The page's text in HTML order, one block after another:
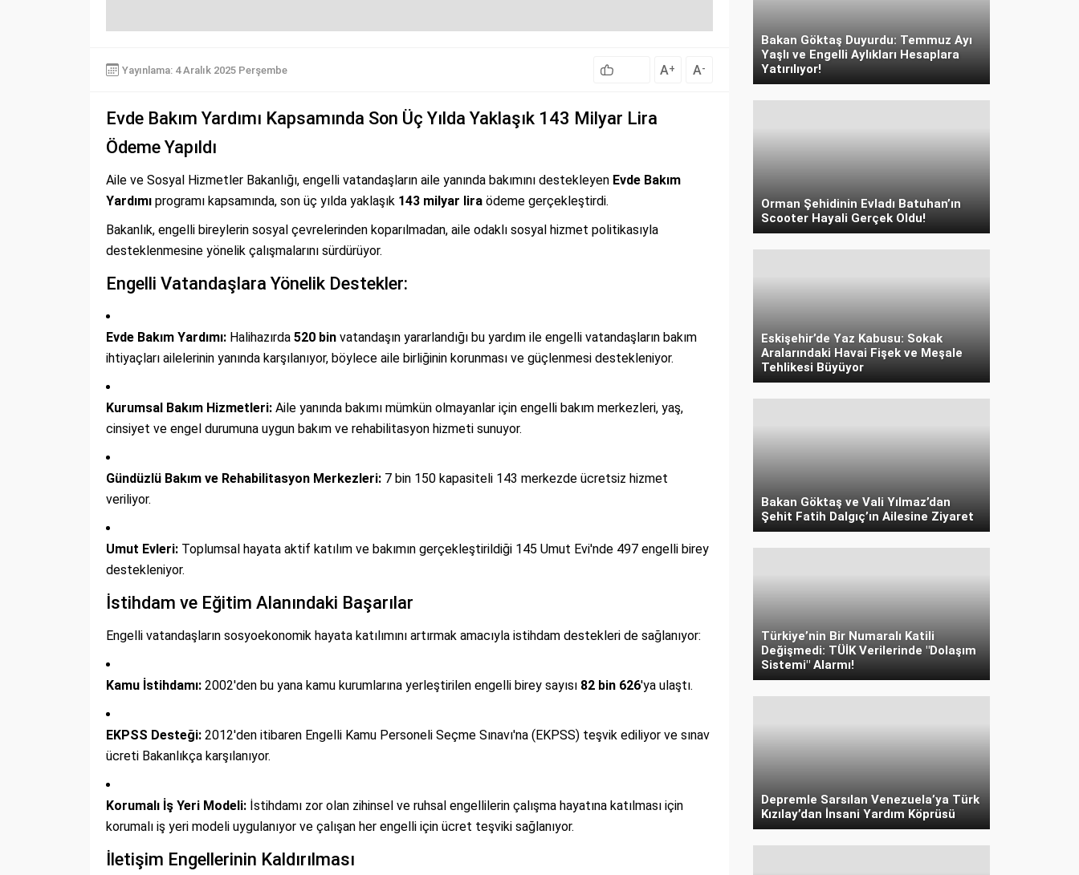
Yayınlama: 4 Aralık 2025 Perşembe A+ A-
Evde Bakım Yardımı Kapsamında Son Üç Yılda Yaklaşık 143 Milyar Lira
Ödeme Yapıldı
Aile ve Sosyal Hizmetler Bakanlığı, engelli vatandaşların aile yanında bakımını destekleyen Evde Bakım
Yardımı programı kapsamında, son üç yılda yaklaşık 143 milyar lira ödeme gerçekleştirdi.
Bakanlık, engelli bireylerin sosyal çevrelerinden koparılmadan, aile odaklı sosyal hizmet politikasıyla
desteklenmesine yönelik çalışmalarını sürdürüyor.
Engelli Vatandaşlara Yönelik Destekler:
Evde Bakım Yardımı: Halihazırda 520 bin vatandaşın yararlandığı bu yardım ile engelli vatandaşların bakım
ihtiyaçları ailelerinin yanında karşılanıyor, böylece aile birliğinin korunması ve güçlenmesi destekleniyor.
Kurumsal Bakım Hizmetleri: Aile yanında bakımı mümkün olmayanlar için engelli bakım merkezleri, yaş,
cinsiyet ve engel durumuna uygun bakım ve rehabilitasyon hizmeti sunuyor.
Gündüzlü Bakım ve Rehabilitasyon Merkezleri: 7 bin 150 kapasiteli 143 merkezde ücretsiz hizmet
veriliyor.
Umut Evleri: Toplumsal hayata aktif katılım ve bakımın gerçekleştirildiği 145 Umut Evi'nde 497 engelli birey
destekleniyor.
İstihdam ve Eğitim Alanındaki Başarılar
Engelli vatandaşların sosyoekonomik hayata katılımını artırmak amacıyla istihdam destekleri de sağlanıyor:
Kamu İstihdamı: 2002'den bu yana kamu kurumlarına yerleştirilen engelli birey sayısı 82 bin 626'ya ulaştı.
EKPSS Desteği: 2012'den itibaren Engelli Kamu Personeli Seçme Sınavı'na (EKPSS) teşvik ediliyor ve sınav
ücreti Bakanlıkça karşılanıyor.
Korumalı İş Yeri Modeli: İstihdamı zor olan zihinsel ve ruhsal engellilerin çalışma hayatına katılması için
korumalı iş yeri modeli uygulanıyor ve çalışan her engelli için ücret teşviki sağlanıyor.
İletişim Engellerinin Kaldırılması
Bakan Göktaş Duyurdu: Temmuz Ayı
Yaşlı ve Engelli Aylıkları Hesaplara
Yatırılıyor!
Orman Şehidinin Evladı Batuhan’ın
Scooter Hayali Gerçek Oldu!
Eskişehir’de Yaz Kabusu: Sokak
Aralarındaki Havai Fişek ve Meşale
Tehlikesi Büyüyor
Bakan Göktaş ve Vali Yılmaz’dan
Şehit Fatih Dalgıç’ın Ailesine Ziyaret
Türkiye’nin Bir Numaralı Katili
Değişmedi: TÜİK Verilerinde "Dolaşım
Sistemi" Alarmı!
Depremle Sarsılan Venezuela’ya Türk
Kızılay’dan İnsani Yardım Köprüsü